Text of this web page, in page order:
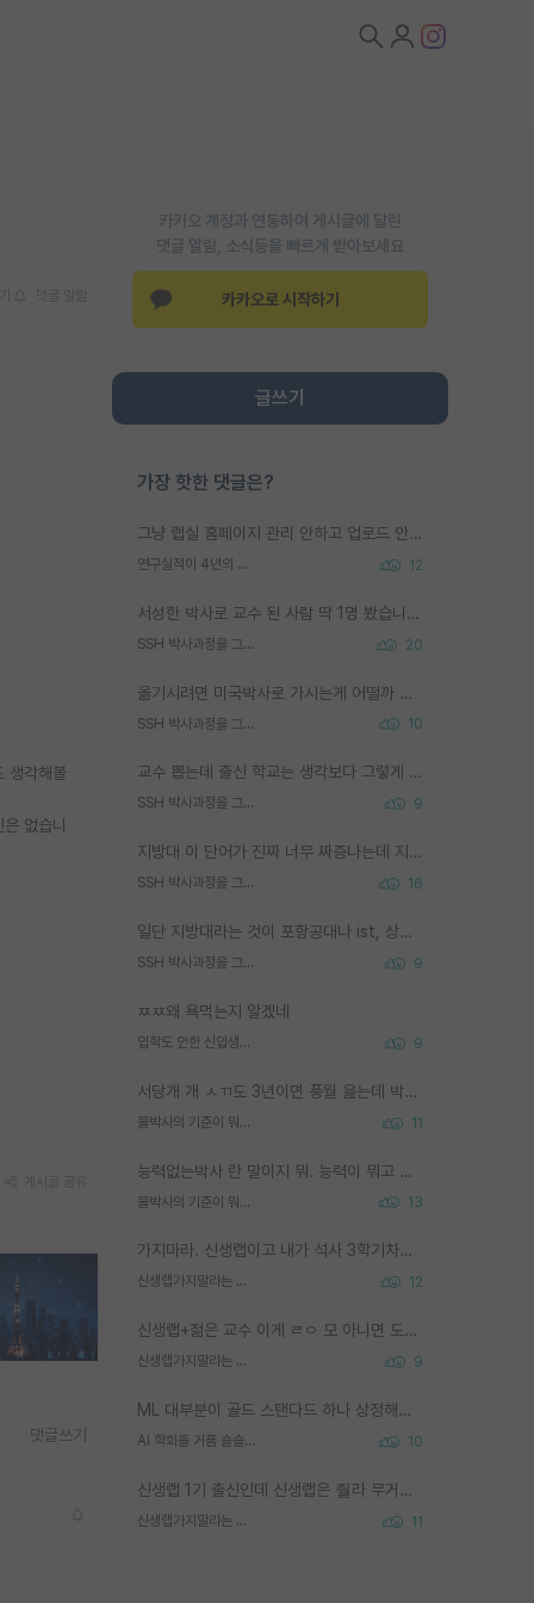
카카오 계정과 연동하여 게시글에 달린
댓글 알람, 소식등을 빠르게 받아보세요
카카오로 시작하기
글쓰기
가장 핫한 댓글은?
그냥 랩실 홈페이지 관리 안하고 업로드 안한거 아님?
연구실적이 4년의 공백이 있는거 어떻게 생각하냐 12
서성한 박사로 교수 된 사람 딱 1명 봤습니다. 근데 지방대 박사로 교수된 거는 기적이 일어나야되요. 서성한 학부부터여도 빡센게 교수임용일텐데 지방대박사로 무슨 교수가 되나요...... 중소기업/중견기업 팀장급/연구소장급이나 될거 같네요.
SSH 박사과정을 그만두고 지방대 박사로 옮기면 교수의 꿈은 끝일까요? 20
옮기시려면 미국박사로 가시는게 어떨까 싶네요. 교수가 꿈이면 미국박사 하고 미국교수 까지 같이 노리시는게 기회가 많지 않을까요?
SSH 박사과정을 그만두고 지방대 박사로 옮기면 교수의 꿈은 끝일까요? 10
교수 뽑는데 출신 학교는 생각보다 그렇게 안 봄. 앞으로는 더 안 보게 될거임. 박사는 어디서 진행해도 됨. 단, 제대로 쌓고 좋은 실적 만들 수 있다면. 그런데 지방대는 그럴 가능성이 지극히 낮음. 나만 열심히 잘 하면 된다? 인간은 주변 환경에 지배되는 나약한 존재임. 주변의 지방대 대학원생과 섞이고 지방 특유의 여유로움 또는 나쁘게 얘기해서 나태함에 젖어 살다보면 교수의 꿈 자체를 잊어버리게 될 가능성도 있음. 주변 환경이 70~80%임.
SSH 박사과정을 그만두고 지방대 박사로 옮기면 교수의 꿈은 끝일까요? 9
지방대 이 단어가 진짜 너무 짜증나는데 지방대면 다 그냥 쓰레기인가요? 무슨 말 같지도 않은 댓글들이 있는건지??? 지방에도 충분히 좋은 대학 많고 충분히 잘하는 교수님들 많습니다 포항공대 4개 IST 대표 지거국들 여기 모두 다 지방에 있고 여기 출신들 중에 교수하는 분들 적지 않습니다 지거국 출신이 무슨 교수를 하냐?라고 생각할 사람들 많은데 상위 대표 지거국에 아웃라이어들 많습니다 결국 개인의 연구역량과 실적이 중요합니다 이 역량을 펼치는데 있어서 지도교수와의 합도 중요합니다. 그리고 경력이 필요하면 해외포닥까지 다녀오세요
SSH 박사과정을 그만두고 지방대 박사로 옮기면 교수의 꿈은 끝일까요? 16
일단 지방대라는 것이 포항공대나 ist, 상위 지거국은 아니라고 생각하겠습니다. 그런곳은 서성한에 비해 소위 대학 네임밸류가 크게 뒤떨어지지는 않으니까요. 대학 이름이 중요하냐? 당연합니다. 대학 이름이 좋아서 좋은 아웃풋이 나오는 것이냐, 좋은 대학은 좋은 사람과 좋은 기회가 몰려있으니 아웃풋도 자연스럽게 좋아지는 것이냐? 대답하기 어려운 문제입니다. 아직 한국 사회에서 학벌을 보는 것도, 특히 이공계를 중심으로 학벌보다는 실적 위주라는 분위기가 형성되는 것도 사실입니다. 지방대 출신으로 전임교수가 될수 있느냐? 가능 불가능을 따지면 당연히 가능입니다. 지방대 박사 출신으로 전임교원이 된 경우가 실제로 있으니까요. 현실적인 가능성이 있느냐? 지금 이정도 대학의 교수가 되고싶다고 생각되는 대학 들어가서 컴공과 교수 목록 켜고 박사 어디서 받았는지 쭉 한번 보세요. 냉정하게 지방대 출신인 분들이 많지는 않으실겁니다.
SSH 박사과정을 그만두고 지방대 박사로 옮기면 교수의 꿈은 끝일까요? 9
ㅉㅉ왜 욕먹는지 알겠네
입학도 안한 신입생이 원래 관심을 받나요 9
서당개 개 ㅅㄲ도 3년이면 풍월 읊는데 박사 5년 이상 대리고 있으면서 물된건 교수 탓 맞는ㄱ게 거기가 서당이 아니란 소리임
물박사의 기준이 뭐임? 11
능력없는박사 란 말이지 뭐. 능력이 뭐고 능력이 있다는게 뭔지는 사람마다 기준이 다르니까 얘기해봐야 서로 자기 기준만 얘기해서 논쟁이 끝이 안나고. 주위에서 능력있고 야심있는 신입생이 교수가 유의미한 피드백을 아예 안주면서 제대로된 과제에 참여해볼 기회도 제공하지 않고 잡일 뺑뺑이만 돌려서 맨날 단순작업만 하면서 밤새다가 눈빛이 점점 죽어가는걸 본 사람은 물박사는 교수탓이라고 하고, 교수는 이것저것 알려도 주고 기회도 주고 사수 동기 붙여주면서 어떻게든 끌고가려고 하는데 본인이 매일 뺀질거리면서 출근 하는둥마는둥 하다가 기껏 와서도 폰이나 쳐다보다가 실험 망치고 저녁약속있어서 먼저 가볼게요~ 하는걸 본 사람은 물박사는 본인탓이라고 함.
물박사의 기준이 뭐임? 13
가지마라. 신생랩이고 내가 석사 3학기차인데 최고참인데 나도 아무것도 모르는데 교수가 후배들 왜 논문 교육 안시키냐. 논문 왜 안 써오냐 닦달한다
신생랩가지말라는 이유가 있었구나 12
신생랩+젊은 교수 이게 ㄹㅇ 모 아니면 도인듯.
신생랩가지말라는 이유가 있었구나 9
ML 대부분이 골드 스탠다드 하나 상정해놓고 (벤치마크 데이터셋이 여러 개면 여러 개 상정) 그거 얼마나 잘 맞추나 싸움임 가끔 번뜩이는 설계 철학을 보여주는 논문들도 있지만 대부분 그거 성적 얼마나 더 올리느라에 혈안이 되어 있는 측면이 잇음
AI 학회들 거품 슬슬 지적이 나오네요 10
신생랩 1기 출신인데 신생랩은 줠라 무거운 바벨 같은거임. 들면 대박인데 못들면 깔려 죽음. 아무도 알려주지 않는 환경에서 자생해야하지만, 일단 살아남았다면 그 어떤 사람보다 악착같고 생존력 높은 사람으로 거듭날 수 있음
신생랩가지말라는 이유가 있었구나 11
생각해볼
없습니
댓글쓰기